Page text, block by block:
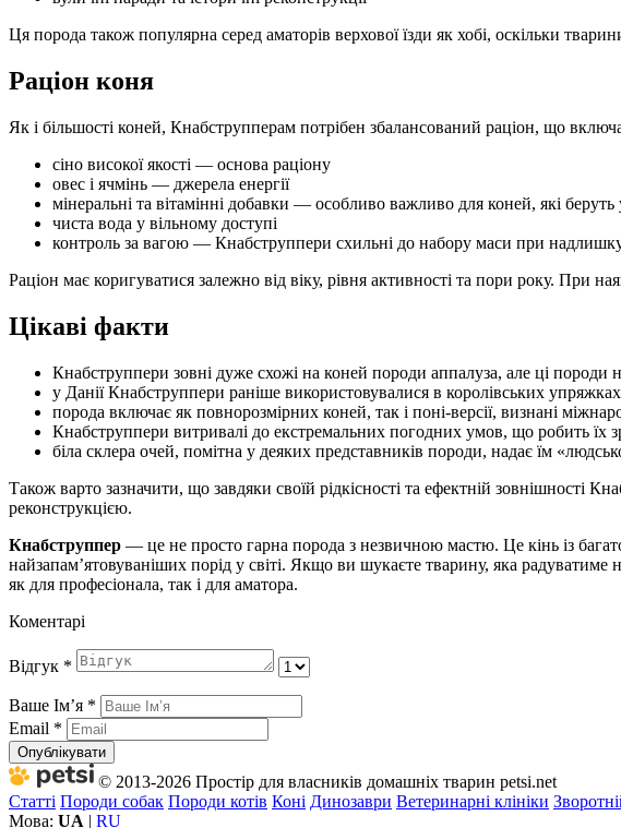
Ця порода також популярна серед аматорів верхової їзди як хобі, оскільки
Раціон коня
Як і більшості коней, Кнабструпперам потрібен збалансований раціон, що
сіно високої якості — основа раціону
овес і ячмінь — джерела енергії
мінеральні та вітамінні добавки — особливо важливо для коней, які беруть
чиста вода у вільному доступі
контроль за вагою — Кнабструппери схильні до набору маси при
Раціон має коригуватися залежно від віку, рівня активності та пори року. При
Цікаві факти
Кнабструппери зовні дуже схожі на коней породи аппалуза, але ці
у Данії Кнабструппери раніше використовувалися в королівських
порода включає як повнорозмірних коней, так і поні-версії, визнані
Кнабструппери витривалі до екстремальних погодних умов, що робить їх
біла склера очей, помітна у деяких представників породи, надає їм
Також варто зазначити, що завдяки своїй рідкісності та ефектній зовнішності
реконструкцією.
Кнабструппер — це не просто гарна порода з незвичною мастю. Це кінь із
найзапам’ятовуваніших порід у світі. Якщо ви шукаєте тварину, яка
як для професіонала, так і для аматора.
Коментарі
Відгук *
Ваше Імʼя *
Email *
Опублікувати
© 2013-2026 Простір для власників домашніх тварин petsi.net
Статті Породи собак Породи котів Коні Динозаври Ветеринарні клініки
Мова: UA | RU